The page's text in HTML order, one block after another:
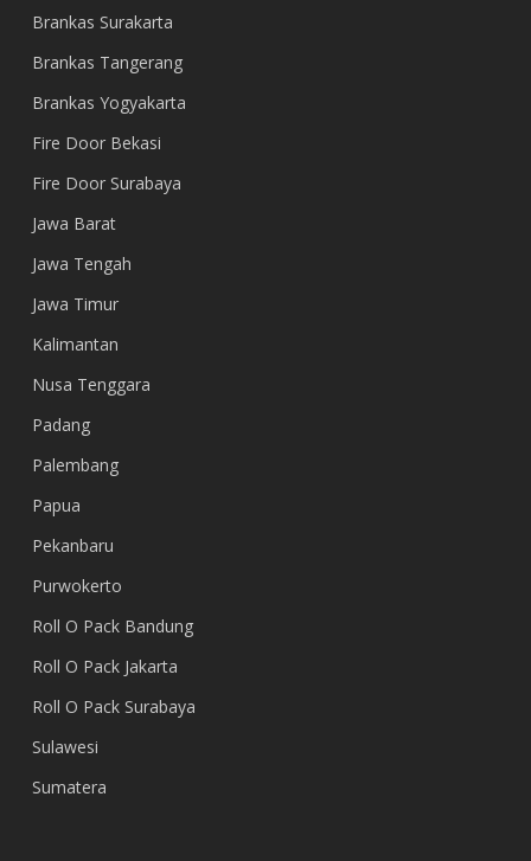
Brankas Surakarta
Brankas Tangerang
Brankas Yogyakarta
Fire Door Bekasi
Fire Door Surabaya
Jawa Barat
Jawa Tengah
Jawa Timur
Kalimantan
Nusa Tenggara
Padang
Palembang
Papua
Pekanbaru
Purwokerto
Roll O Pack Bandung
Roll O Pack Jakarta
Roll O Pack Surabaya
Sulawesi
Sumatera